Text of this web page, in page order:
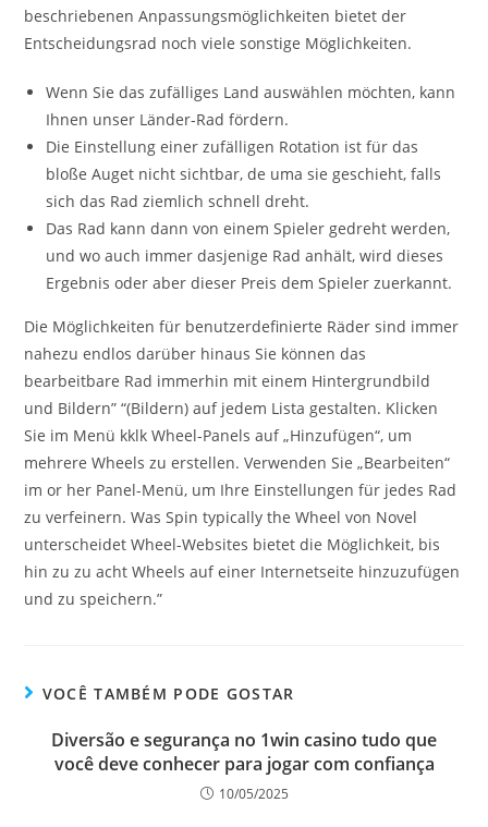
beschriebenen Anpassungsmöglichkeiten bietet der
Entscheidungsrad noch viele sonstige Möglichkeiten.
Wenn Sie das zufälliges Land auswählen möchten, kann
Ihnen unser Länder-Rad fördern.
Die Einstellung einer zufälligen Rotation ist für das
bloße Auget nicht sichtbar, de uma sie geschieht, falls
sich das Rad ziemlich schnell dreht.
Das Rad kann dann von einem Spieler gedreht werden,
und wo auch immer dasjenige Rad anhält, wird dieses
Ergebnis oder aber dieser Preis dem Spieler zuerkannt.
Die Möglichkeiten für benutzerdefinierte Räder sind immer
nahezu endlos darüber hinaus Sie können das
bearbeitbare Rad immerhin mit einem Hintergrundbild
und Bildern” “(Bildern) auf jedem Lista gestalten. Klicken
Sie im Menü kklk Wheel-Panels auf „Hinzufügen“, um
mehrere Wheels zu erstellen. Verwenden Sie „Bearbeiten“
im or her Panel-Menü, um Ihre Einstellungen für jedes Rad
zu verfeinern. Was Spin typically the Wheel von Novel
unterscheidet Wheel-Websites bietet die Möglichkeit, bis
hin zu zu acht Wheels auf einer Internetseite hinzuzufügen
und zu speichern.”
VOCÊ TAMBÉM PODE GOSTAR
Diversão e segurança no 1win casino tudo que
você deve conhecer para jogar com confiança
10/05/2025